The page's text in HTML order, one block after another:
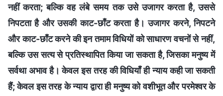
नहीं करता; बल्कि वह लंबे समय तक उसे उजागर करता है, उससे
निपटता है और उसकी काट-छाँट करता है। उजागर करने, निपटने
और काट-छाँट करने की इन तमाम विधियों को साधारण वचनों से नहीं,
बल्कि उस सत्य से प्रतिस्थापित किया जा सकता है, जिसका मनुष्य में
सर्वथा अभाव है। केवल इस तरह की विधियाँ ही न्याय कही जा सकती
हैं; केवल इस तरह के न्याय द्वारा ही मनुष्य को वशीभूत और परमेश्वर के